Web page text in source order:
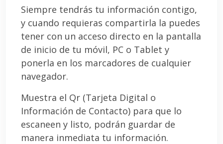
Siempre tendrás tu información contigo,
y cuando requieras compartirla la puedes
tener con un acceso directo en la pantalla
de inicio de tu móvil, PC o Tablet y
ponerla en los marcadores de cualquier
navegador.
Muestra el Qr (Tarjeta Digital o
Información de Contacto) para que lo
escaneen y listo, podrán guardar de
manera inmediata tu información.